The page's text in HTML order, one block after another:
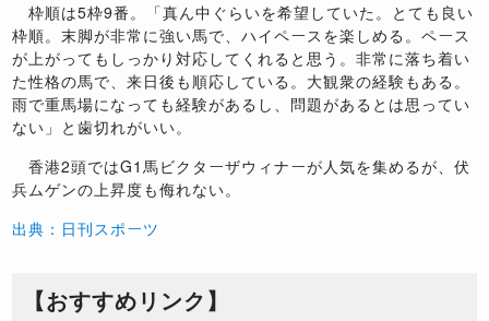
枠順は5枠9番。「真ん中ぐらいを希望していた。とても良い
枠順。末脚が非常に強い馬で、ハイペースを楽しめる。ペース
が上がってもしっかり対応してくれると思う。非常に落ち着い
た性格の馬で、来日後も順応している。大観衆の経験もある。
雨で重馬場になっても経験があるし、問題があるとは思ってい
ない」と歯切れがいい。
香港2頭ではG1馬ビクターザウィナーが人気を集めるが、伏
兵ムゲンの上昇度も侮れない。
出典：日刊スポーツ
【おすすめリンク】